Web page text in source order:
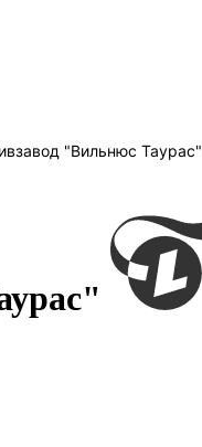
"Вильнюс Таурас"